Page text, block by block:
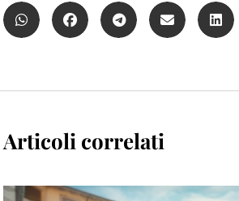
Articoli correlati